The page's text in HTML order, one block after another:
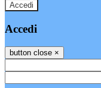
Accedi
Accedi
button close ×